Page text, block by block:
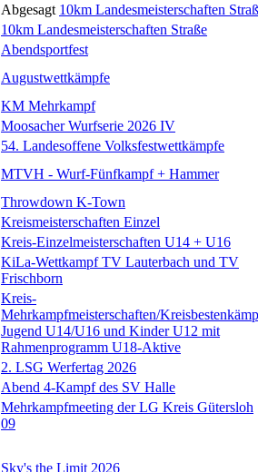
Abgesagt 10km Landesmeisterschaften
10km Landesmeisterschaften Straße
Abendsportfest
Augustwettkämpfe
KM Mehrkampf
Moosacher Wurfserie 2026 IV
54. Landesoffene Volksfestwettkämpfe
MTVH - Wurf-Fünfkampf + Hammer
Throwdown K-Town
Kreismeisterschaften Einzel
Kreis-Einzelmeisterschaften U14 + U16
KiLa-Wettkampf TV Lauterbach und TV
Frischborn
Kreis-
Mehrkampfmeisterschaften/
Jugend U14/U16 und Kinder U12 mit
Rahmenprogramm U18-Aktive
2. LSG Werfertag 2026
Abend 4-Kampf des SV Halle
Mehrkampfmeeting der LG Kreis Gütersloh
09
Sky's the Limit 2026